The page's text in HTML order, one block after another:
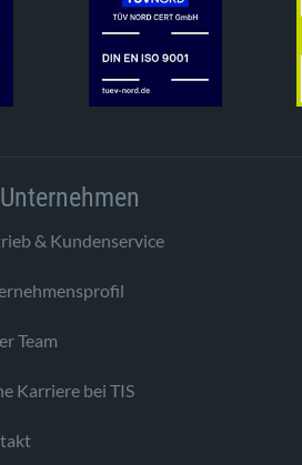
& Kundenservice
Team
Karriere bei TIS